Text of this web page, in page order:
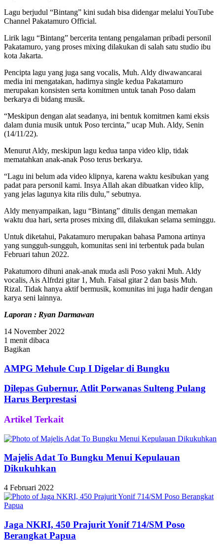
Lagu berjudul “Bintang” kini sudah bisa didengar melalui YouTube
Channel Pakatamuro Official.
Lirik lagu “Bintang” bercerita tentang pengalaman pribadi personil
Pakatamuro, yang proses mixing dilakukan di salah satu studio ibu
kota Jakarta.
Pencipta lagu yang juga sang vocalis, Muh. Aldy diwawancarai
media ini mengatakan, hadirnya single kedua Pakatamuro
merupakan konsisten serta komitmen untuk tanah Poso dalam
berkarya di bidang musik.
“Meskipun dengan alat seadanya, ini bentuk komitmen kami eksis
dalam dunia musik untuk Poso tercinta,” ucap Muh. Aldy, Senin
(14/11/22).
Menurut Aldy, meskipun lagu kedua tanpa video klip, tidak
mematahkan anak-anak Poso terus berkarya.
“Lagu ini belum ada video klipnya, karena waktu kesibukan yang
padat para personil kami. Insya Allah akan dibuatkan video klip,
yang jelas lagunya kita rilis dulu,” sebutnya.
Aldy menyampaikan, lagu “Bintang” ditulis dengan memakan
waktu dua hari, serta proses mixing dll, dilakukan selama seminggu.
Untuk diketahui, Pakatamuro merupakan bahasa Pamona artinya
yang sungguh-sungguh, komunitas seni ini terbentuk pada bulan
Februari tahun 2022.
Pakatumoro dihuni anak-anak muda asli Poso yakni Muh. Aldy
vocalis, Ais Alfrdzi gitar 1, Muh. Faisal gitar 2 dan basis Muh.
Rizal. Tidak hanya aktif bermusik, komunitas ini juga hadir dengan
karya seni lainnya.
Laporan : Ryan Darmawan
14 November 2022
1 menit dibaca
Bagikan
via
Email
AMPG Mehule Cup I Digelar di Bungku
Dilepas Gubernur, Atlit Porwanas Sulteng Pulang
Harus Berprestasi
Artikel Terkait
Majelis Adat To Bungku Menui Kepulauan
Dikukuhkan
4 Februari 2022
Jaga NKRI, 450 Prajurit Yonif 714/SM Poso
Berangkat Papua